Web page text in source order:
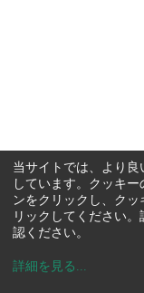
当サイトでは、より
しています。クッキ
ンをクリックし、ク
リックしてください
認ください。
詳細を見る ...